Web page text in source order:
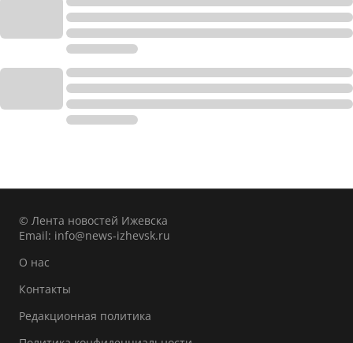
© Лента новостей Ижевска
Email: info@news-izhevsk.ru
О нас
Контакты
Редакционная политика